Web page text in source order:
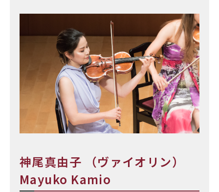
神尾真由子 （ヴァイオリン）
Mayuko Kamio